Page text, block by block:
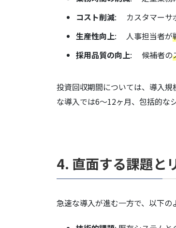
コスト削減: カスタマーサ
生産性向上: 人事担当者が
採用品質の向上: 候補者の
投資回収期間については、導入
な導入では6〜12ヶ月、包括的な
4. 直面する課題と
急速な導入が進む一方で、以下の